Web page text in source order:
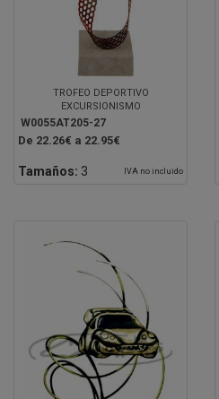
TROFEO DEPORTIVO
EXCURSIONISMO
W0055AT205-27
De 22.26€ a 22.95€
Tamaños: 3 IVA no incluido